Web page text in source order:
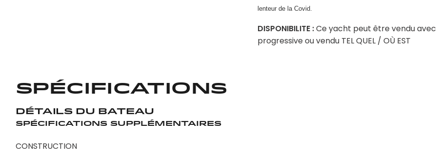
lenteur de la Covid.
DISPONIBILITE :Ce yacht peut être vendu
progressive ou vendu TEL QUEL / OÙ EST
Spécifications
Détails du bateau
Spécifications supplémentaires
CONSTRUCTION